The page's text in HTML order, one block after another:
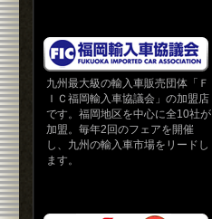
九州最大級の輸入車販売団体「Ｆ
ＩＣ福岡輸入車協議会」の加盟店
です。福岡地区を中心に全10社が
加盟。毎年2回のフェアを開催
し、九州の輸入車市場をリードし
ます。